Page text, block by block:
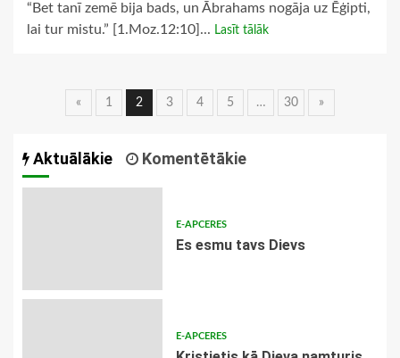
“Bet tanī zemē bija bads, un Ābrahams nogāja uz Ēģipti,
lai tur mistu.” [1.Moz.12:10]... Lasīt tālāk
Ziņu
« 1 2 3 4 5 … 30 »
Aktuālākie Komentētākie
E-APCERES
Es esmu tavs Dievs
E-APCERES